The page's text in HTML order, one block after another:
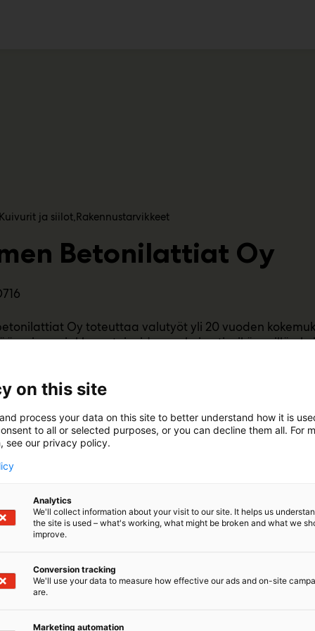
Kuivurit ja siilot Rakennustarvikkeet
Betonilattiat Oy
Oy toteuttaa valutyöt yli 20 vuoden
aina asiakkaan toiveiden mukaisesti, eikä meillä
sen haasteellisuuden vuoksi.Meille mikään
muutaman neliön kokoisista länteistä aina yli
ja tietenkin kertavaluna. Konehallien, kanaloiden ja
laita tarjouspyyntöä tulemaan:
juuristamme huolimatta toimimme ympäri
on this site
process your data on this site to better understand how it is
to all or selected purposes, or you can decline them all. For
see our privacy policy.
Analytics
We'll collect information about your visit to our site. It helps us
the site is used – what's working, what might be broken and what we
improve.
Conversion tracking
We'll use your data to measure how effective our ads and on-site
are.
Marketing automation